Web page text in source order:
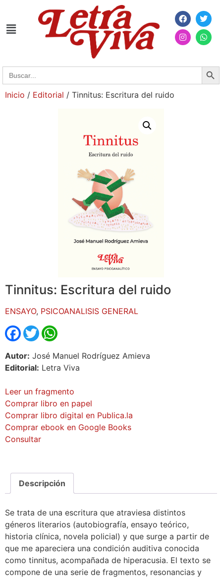
Search
for:
Inicio / Editorial / Tinnitus: Escritura del ruido
Tinnitus: Escritura del ruido
ENSAYO, PSICOANALISIS GENERAL
Facebook
Twitter
Autor: José Manuel Rodríguez Amieva
Editorial: Letra Viva
Leer un fragmento
Comprar libro en papel
Comprar libro digital en Publica.la
Comprar ebook en Google Books
Consultar
Descripción
Se trata de una escritura que atraviesa distintos
géneros literarios (autobiografía, ensayo teórico,
historia clínica, novela policial) y que surge a partir de
que me apareciera una condición auditiva conocida
como tinnitus, acompañada de hiperacusia. El texto se
compone de una serie de fragmentos, resonancias y